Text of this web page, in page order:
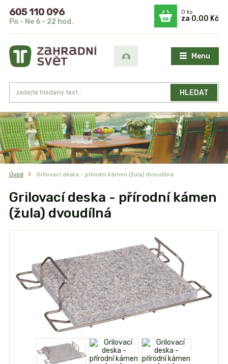
Menu
HLEDAT
605 110 096
Po - Ne 6 - 22 hod.
0ks
za 0,00 Kč
Úvod Grilovací deska - přírodní kámen (žula) dvoudílná
Grilovací deska - přírodní kámen
(žula) dvoudílná